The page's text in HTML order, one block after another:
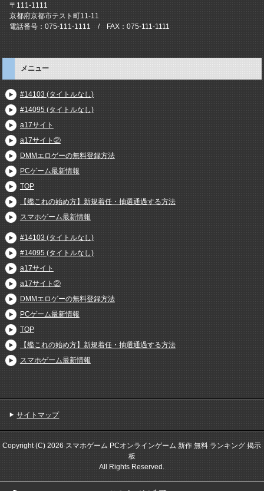
〒111-1111
京都府京都市テスト町11-11
電話番号：075-111-1111 / FAX：075-111-1111
メニュー
#14103 (タイトルなし)
#14095 (タイトルなし)
a17サイト
a17サイト②
DMMエロゲーの無料登録方法
PCゲーム最新情報
TOP
【艦これの始め方】新規着任・抽選通過する方法
スマホゲーム最新情報
#14103 (タイトルなし)
#14095 (タイトルなし)
a17サイト
a17サイト②
DMMエロゲーの無料登録方法
PCゲーム最新情報
TOP
【艦これの始め方】新規着任・抽選通過する方法
スマホゲーム最新情報
サイトマップ
Copyright (C) 2026 スマホゲーム PCオンラインゲーム 新作 無料 ランキング 掲示
板
All Rights Reserved.